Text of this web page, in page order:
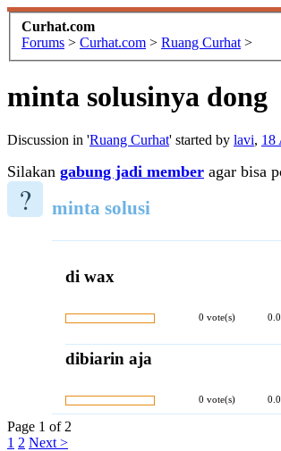
Curhat.com
Forums > Curhat.com > Ruang Curhat >
minta solusinya dong
Discussion in 'Ruang Curhat' started by lavi, 18
Silakan gabung jadi member agar bisa
? minta solusi
di wax
0 vote(s)
dibiarin aja
0 vote(s)
Page 1 of 2
1 2 Next >